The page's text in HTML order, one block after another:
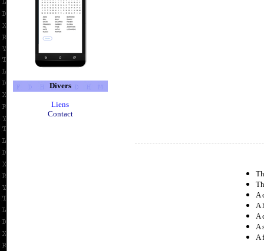
Divers
Liens
Contact
A
A
A
A
A